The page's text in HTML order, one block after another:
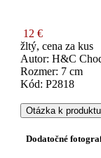
12 €
žltý, cena za kus
Autor: H&C
Rozmer: 7 cm
Kód: P2818
Otázka k produktu
Dodatočné